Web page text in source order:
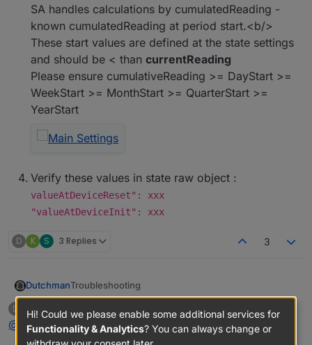
SA handles calculations by cumulatedReading -
known cumulatedReading at period start.<b/>
These start values are defined at the state settings
and should be < than currentReading
Please ensure cumulativeReading >= DayStart >=
WeekStart >= MonthStart >= QuarterStart >=
YearStart
Verify these values in state raw object :
valueAtDeviceReset": xxx
"valueAtDeviceInit": xxx
D K S 3 Replies 3
DutchmanTroubleshooting
understand how source analytix initialises as here
errors may occur, see issue section.
Start SourceAnalytix
D
Offline
deifel wrote on Jan 14, 2021, 8:01 AM
last edited by
@ dutchman
Hi! Could we please enable some additional services for
Functionality & Analytics? You can always change or